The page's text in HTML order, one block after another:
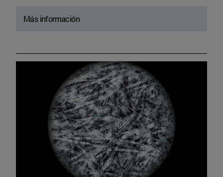
Más información